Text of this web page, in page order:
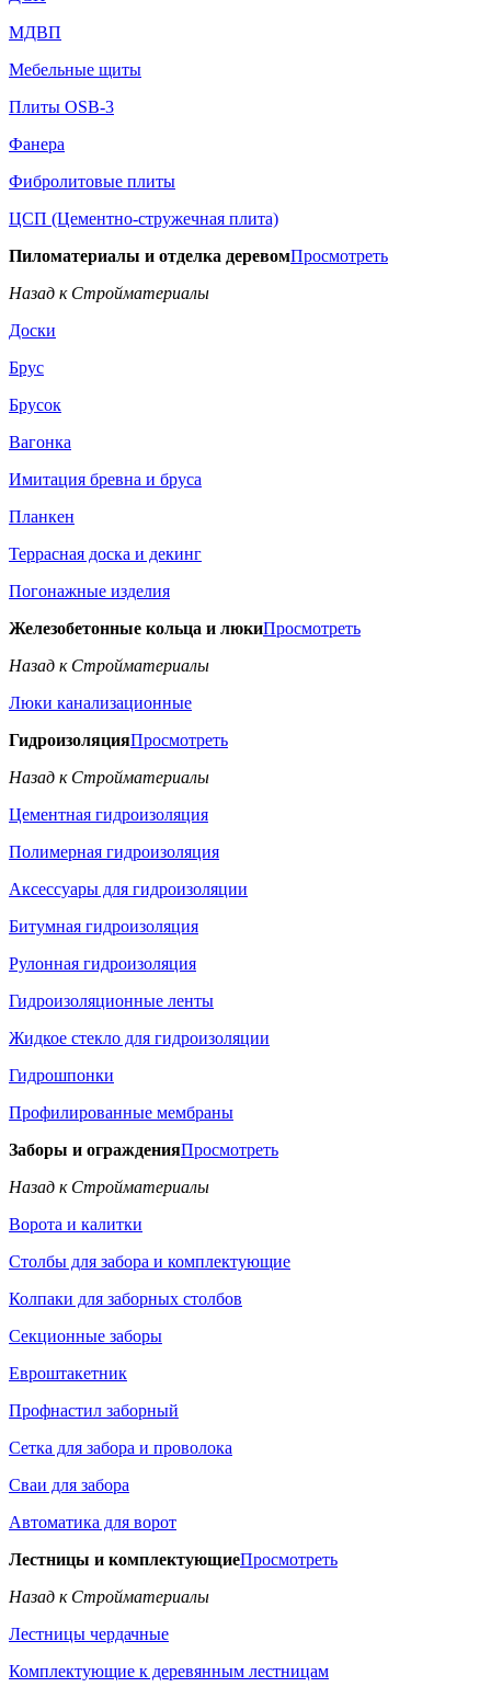
МДВП
Мебельные щиты
Плиты OSB-3
Фанера
Фибролитовые плиты
ЦСП (Цементно-стружечная плита)
Пиломатериалы и отделка деревомПросмотреть
Назад к Стройматериалы
Доски
Брус
Брусок
Вагонка
Имитация бревна и бруса
Планкен
Террасная доска и декинг
Погонажные изделия
Железобетонные кольца и люкиПросмотреть
Назад к Стройматериалы
Люки канализационные
ГидроизоляцияПросмотреть
Назад к Стройматериалы
Цементная гидроизоляция
Полимерная гидроизоляция
Аксессуары для гидроизоляции
Битумная гидроизоляция
Рулонная гидроизоляция
Гидроизоляционные ленты
Жидкое стекло для гидроизоляции
Гидрошпонки
Профилированные мембраны
Заборы и огражденияПросмотреть
Назад к Стройматериалы
Ворота и калитки
Столбы для забора и комплектующие
Колпаки для заборных столбов
Секционные заборы
Евроштакетник
Профнастил заборный
Сетка для забора и проволока
Сваи для забора
Автоматика для ворот
Лестницы и комплектующиеПросмотреть
Назад к Стройматериалы
Лестницы чердачные
Комплектующие к деревянным лестницам